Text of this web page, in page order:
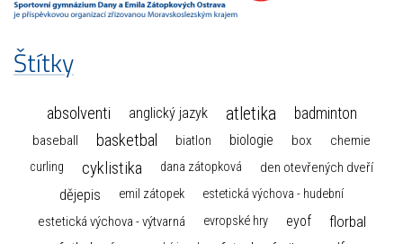
Štítky
absolventi anglický jazyk atletika badminton
baseball basketbal biatlon biologie box chemie
curling cyklistika dana zátopková den otevřených dveří
dějepis emil zátopek estetická výchova - hudební
estetická výchova - výtvarná evropské hry eyof florbal